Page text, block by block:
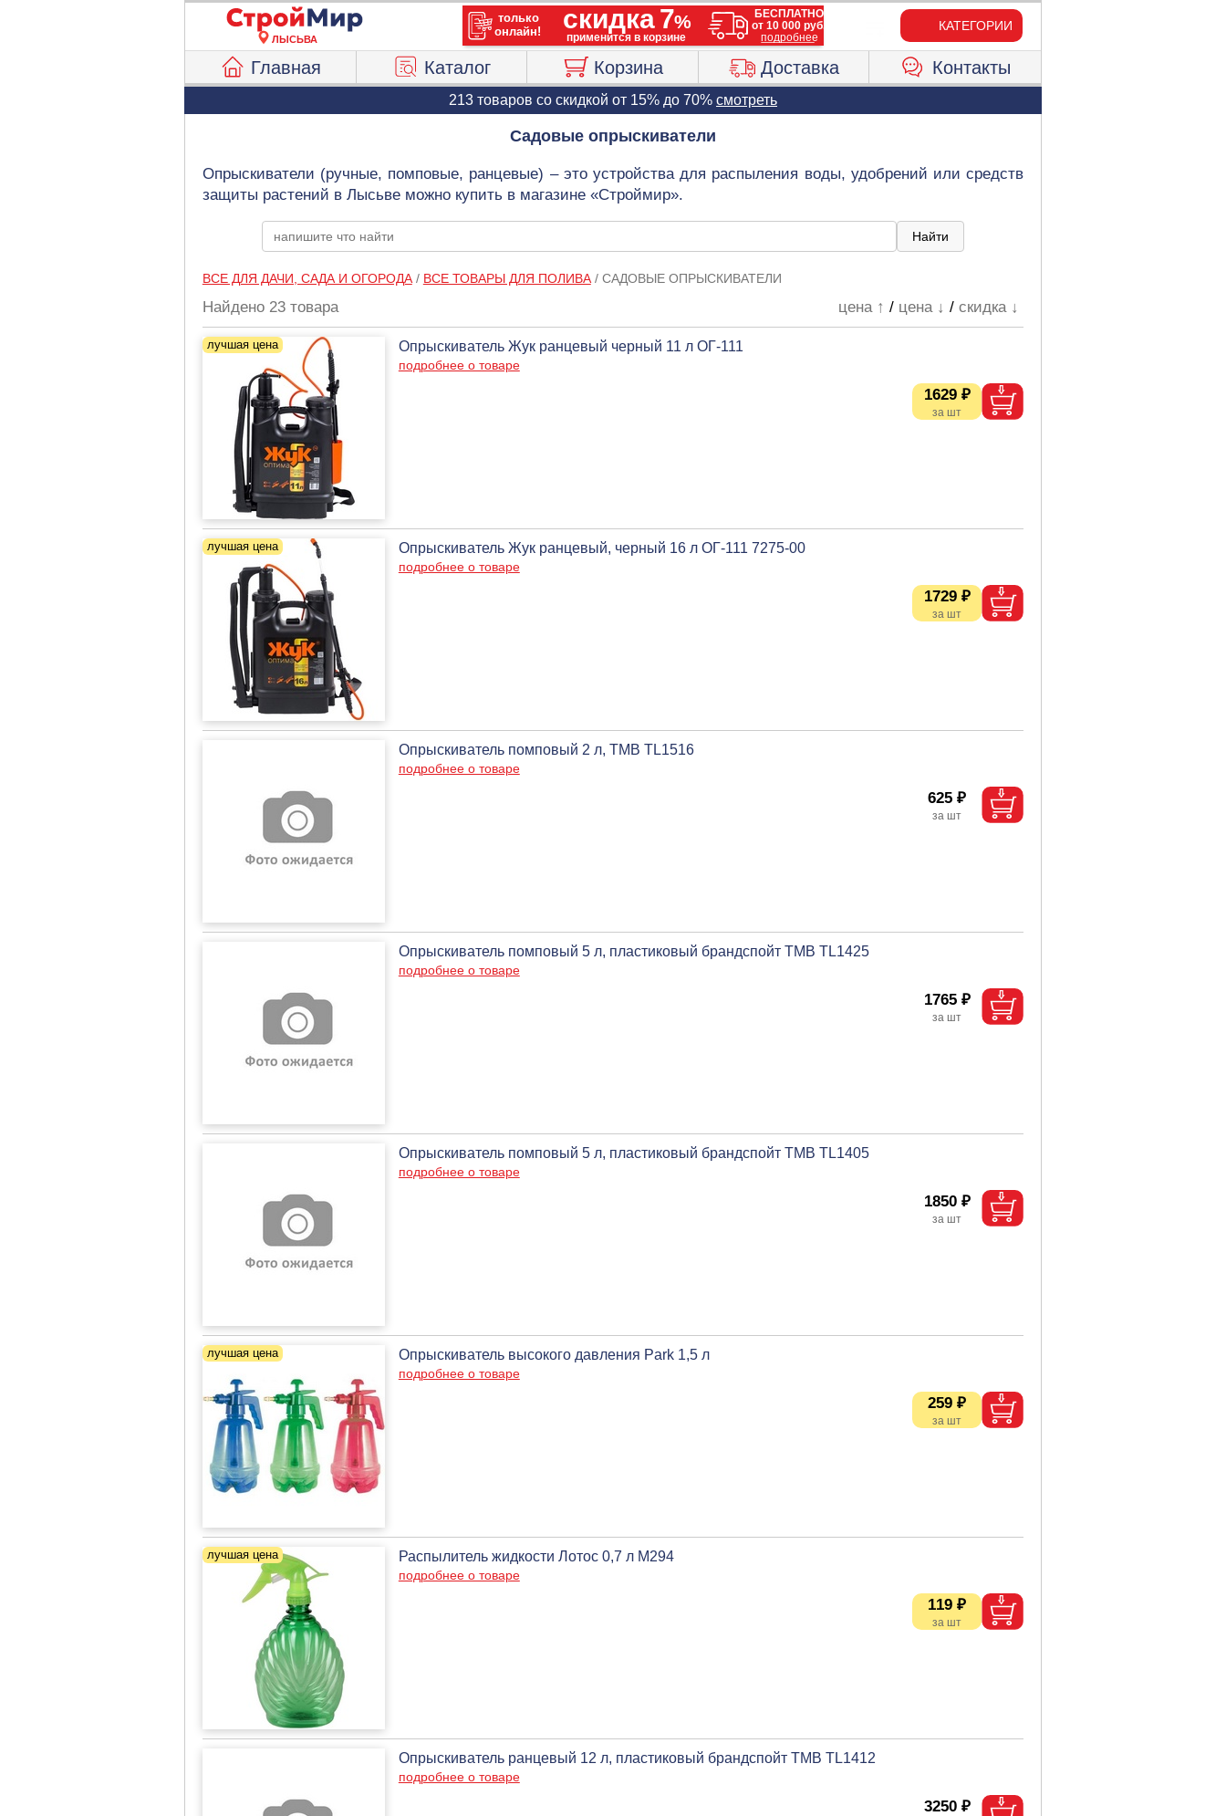
ЛЫСЬВА
КАТЕГОРИИ
Главная Каталог Корзина Доставка Контакты
213 товаров со скидкой от 15% до 70% смотреть
Садовые опрыскиватели
Опрыскиватели (ручные, помповые, ранцевые) – это устройства для распыления воды, удобрений или средств
защиты растений в Лысьве можно купить в магазине «Строймир».
ВСЕ ДЛЯ ДАЧИ, САДА И ОГОРОДА/ ВСЕ ТОВАРЫ ДЛЯ ПОЛИВА/ САДОВЫЕ ОПРЫСКИВАТЕЛИ
Найдено 23 товара цена ↑ / цена ↓ /скидка ↓
Опрыскиватель Жук ранцевый черный 11 л ОГ-111
подробнее о товаре
1629 ₽
Опрыскиватель Жук ранцевый, черный 16 л ОГ-111 7275-00
подробнее о товаре
1729 ₽
Опрыскиватель помповый 2 л, ТМВ TL1516
подробнее о товаре
625 ₽
Опрыскиватель помповый 5 л, пластиковый брандспойт ТМВ TL1425
подробнее о товаре
1765 ₽
Опрыскиватель помповый 5 л, пластиковый брандспойт ТМВ TL1405
подробнее о товаре
1850 ₽
Опрыскиватель высокого давления Park 1,5 л
подробнее о товаре
259 ₽
Распылитель жидкости Лотос 0,7 л М294
подробнее о товаре
119 ₽
Опрыскиватель ранцевый 12 л, пластиковый брандспойт ТМВ TL1412
подробнее о товаре
3250 ₽